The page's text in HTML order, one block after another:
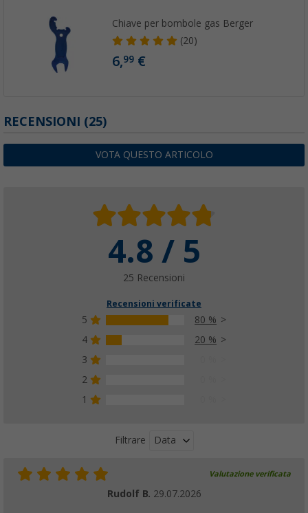
Chiave per bombole gas Berger
(20)
6,99 €
RECENSIONI (25)
VOTA QUESTO ARTICOLO
4.8 / 5
25 Recensioni
Recensioni verificate
5
80 %
4
20 %
3
2
1
Filtrare Data
Valutazione verificata
Rudolf B. 29.07.2026